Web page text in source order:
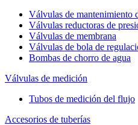
Válvulas de mantenimiento
Válvulas reductoras de
Válvulas de membrana
Válvulas de bola de
Bombas de chorro de agua
Válvulas de medición
Tubos de medición del flujo
Accesorios de tuberías